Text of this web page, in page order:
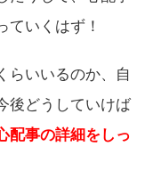
ていくはず！
らいいるのか、自
後どうしていけば
配事の詳細をしっ